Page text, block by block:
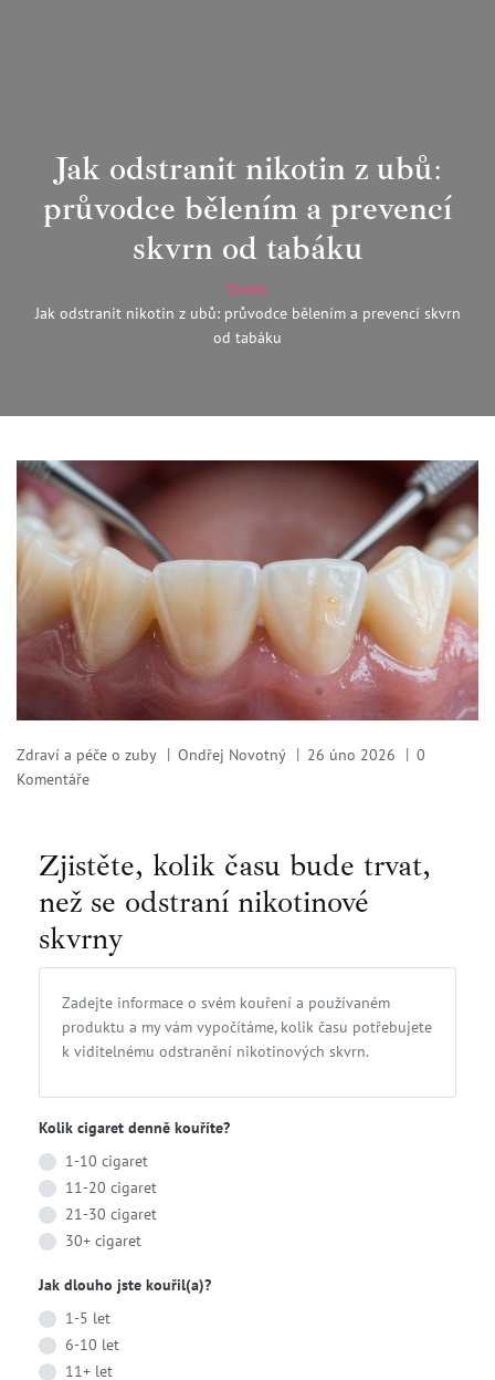
Jak odstranit nikotin z ubů:
průvodce bělením a prevencí
skvrn od tabáku
Domů
Jak odstranit nikotin z ubů: průvodce bělením a prevencí skvrn
od tabáku
Zdraví a péče o zuby Ondřej Novotný 26 úno 2026
0
Komentáře
Zjistěte, kolik času bude trvat,
než se odstraní nikotinové
skvrny
Zadejte informace o svém kouření a používaném
produktu a my vám vypočítáme, kolik času potřebujete
k viditelnému odstranění nikotinových skvrn.
Kolik cigaret denně kouříte?
1-10 cigaret
11-20 cigaret
21-30 cigaret
30+ cigaret
Jak dlouho jste kouřil(a)?
1-5 let
6-10 let
11+ let